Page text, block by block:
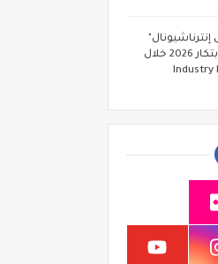
تتوج بجائزة الابتكار 2026 خلال
Industry